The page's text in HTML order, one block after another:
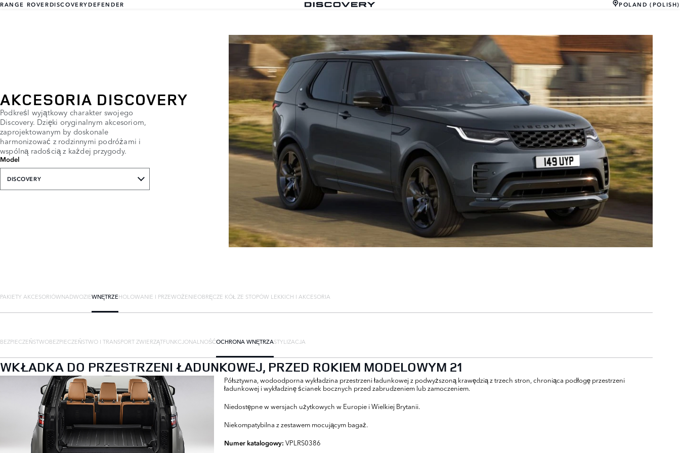
RANGE ROVERDISCOVERYDEFENDER POLAND (POLISH)
AKCESORIA DISCOVERY
Podkreśl wyjątkowy charakter swojego
Discovery. Dzięki oryginalnym akcesoriom,
zaprojektowanym by doskonale
harmonizować z rodzinnymi podróżami i
wspólną radością z każdej przygody.
Model
DISCOVERY
PAKIETY AKCESORIÓWNADWOZIEWNĘTRZEHOLOWANIE I PRZEWOŻENIEOBRĘCZE KÓŁ ZE STOPÓW LEKKICH I AKCESORIA
BEZPIECZEŃSTWOBEZPIECZEŃSTWO I TRANSPORT ZWIERZĄTFUNKCJONALNOŚĆOCHRONA WNĘTRZASTYLIZACJA
WKŁADKA DO PRZESTRZENI ŁADUNKOWEJ, PRZED ROKIEM MODELOWYM 21
Półsztywna, wodoodporna wykładzina przestrzeni ładunkowej z podwyższoną krawędzią z trzech stron, chroniąca podłogę przestrzeni
ładunkowej i wykładzinę ścianek bocznych przed zabrudzeniem lub zamoczeniem.
Niedostępne w wersjach użytkowych w Europie i Wielkiej Brytanii.
Niekompatybilna z zestawem mocującym bagaż.
Numer katalogowy:VPLRS0386